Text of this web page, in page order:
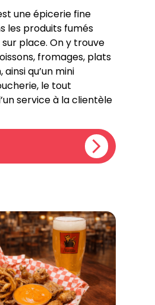
une épicerie fine
les produits fumés
place. On y trouve
fromages, plats
qu’un mini
le tout
service à la clientèle